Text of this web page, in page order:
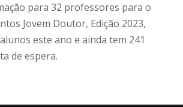
para 32 professores para o
Jovem Doutor, Edição 2023,
este ano e ainda tem 241
de espera.